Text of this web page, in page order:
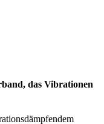
das Vibrationen